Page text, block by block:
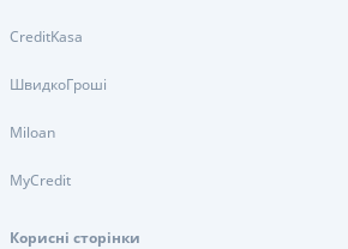
CreditKasa
ШвидкоГроші
Miloan
MyCredit
Корисні сторінки